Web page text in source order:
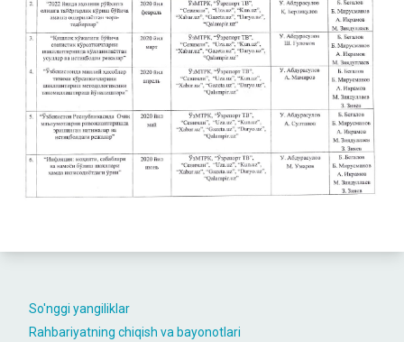
So'nggi yangiliklar
Rahbariyatning chiqish va bayonotlari